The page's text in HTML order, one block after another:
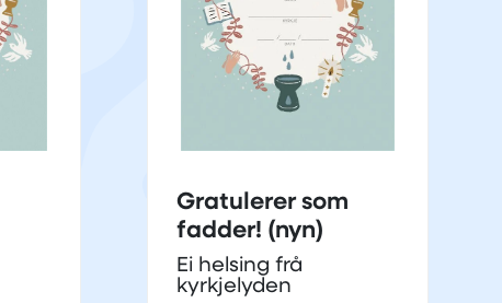
Gratulerer som
fadder! (nyn)
Ei helsing frå
kyrkjelyden